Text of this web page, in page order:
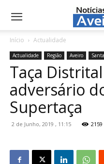
NotíciasdeAveiro.pt
Início Actualidade
Actualidade Região Aveiro
Taça
adversário
Supertaça
2 de Junho, 2019 , 11:15 2159